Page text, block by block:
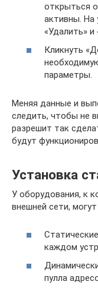
открыться
активны. На
«Удалить» и
Кликнуть
параметры.
Меняя данные и
следить, чтобы не
разрешит так
будут
Установка
У оборудования, к
внешней сети,
каждом
пулла